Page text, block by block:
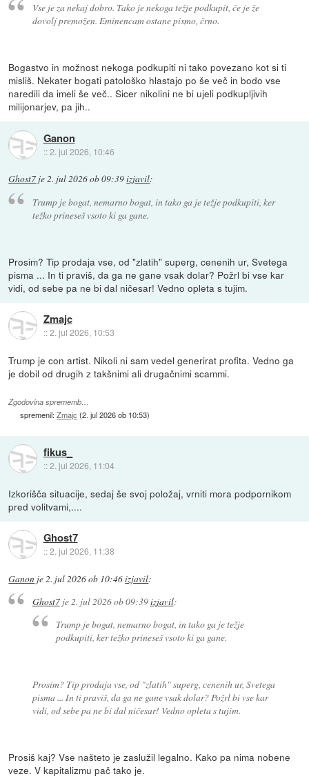
Vse je za nekaj dobro. Tako je nekoga težje podkupit, če je že
dovolj premožen. Eminencam ostane pismo, črno.
Bogastvo in možnost nekoga podkupiti ni tako povezano kot si ti
misliš. Nekater bogati patološko hlastajo po še več in bodo vse
naredili da imeli še več.. Sicer nikolini ne bi ujeli podkupljivih
milijonarjev, pa jih..
Ganon
::2. jul 2026, 10:46
Ghost7 je2. jul 2026 ob 09:39izjavil:
Trump je bogat, nemarno bogat, in tako ga je težje podkupiti, ker
težko prineseš vsoto ki ga gane.
Prosim? Tip prodaja vse, od "zlatih" superg, cenenih ur, Svetega
pisma ... In ti praviš, da ga ne gane vsak dolar? Požrl bi vse kar
vidi, od sebe pa ne bi dal ničesar! Vedno opleta s tujim.
Zmajc
::2. jul 2026, 10:53
Trump je con artist. Nikoli ni sam vedel generirat profita. Vedno ga
je dobil od drugih z takšnimi ali drugačnimi scammi.
Zgodovina sprememb…
spremenil:Zmajc (2. jul 2026 ob 10:53)
fikus_
::2. jul 2026, 11:04
Izkorišča situacije, sedaj še svoj položaj, vrniti mora podpornikom
pred volitvami,....
Ghost7
::2. jul 2026, 11:38
Ganon je2. jul 2026 ob 10:46izjavil:
Ghost7je2. jul 2026 ob 09:39izjavil:
Trump je bogat, nemarno bogat, in tako ga je težje
podkupiti, ker težko prineseš vsoto ki ga gane.
Prosim? Tip prodaja vse, od "zlatih" superg, cenenih ur, Svetega
pisma ... In ti praviš, da ga ne gane vsak dolar? Požrl bi vse kar
vidi, od sebe pa ne bi dal ničesar! Vedno opleta s tujim.
Prosiš kaj? Vse našteto je zaslužil legalno. Kako pa nima nobene
veze. V kapitalizmu pač tako je.